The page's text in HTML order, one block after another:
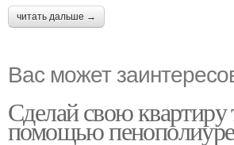
читать дальше →
Вас может
Сделай свою квартиру
помощью